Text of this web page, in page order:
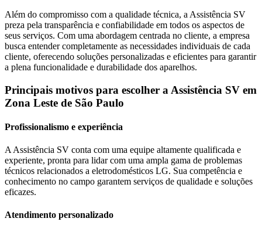
Além do compromisso com a qualidade técnica, a Assistência SV
preza pela transparência e confiabilidade em todos os aspectos de
seus serviços. Com uma abordagem centrada no cliente, a empresa
busca entender completamente as necessidades individuais de cada
cliente, oferecendo soluções personalizadas e eficientes para garantir
a plena funcionalidade e durabilidade dos aparelhos.
Principais motivos para escolher a Assistência SV em
Zona Leste de São Paulo
Profissionalismo e experiência
A Assistência SV conta com uma equipe altamente qualificada e
experiente, pronta para lidar com uma ampla gama de problemas
técnicos relacionados a eletrodomésticos LG. Sua competência e
conhecimento no campo garantem serviços de qualidade e soluções
eficazes.
Atendimento personalizado